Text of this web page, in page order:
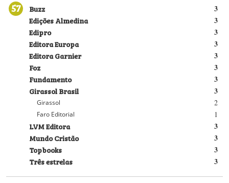
57 3
Buzz
3
Edições Almedina
3
Edipro
3
Editora Europa
3
Editora Garnier
3
Foz
3
Fundamento
3
Girassol Brasil
2
Girassol
1
Faro Editorial
3
LVM Editora
3
Mundo Cristão
3
Topbooks
3
Três estrelas